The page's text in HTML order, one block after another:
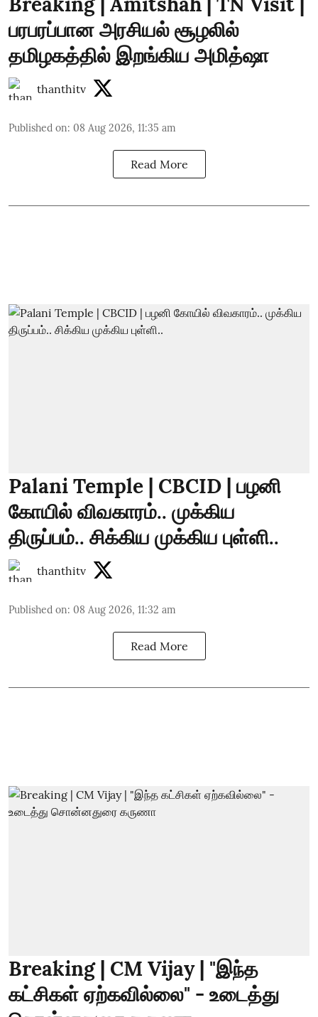
பரபரப்பான அரசியல் சூழலில்
தமிழகத்தில் இறங்கிய அமித்ஷா
thanthitv
Published on: 08 Aug 2026, 11:35 am
Read More
Palani Temple | CBCID | பழனி
கோயில் விவகாரம்.. முக்கிய
திருப்பம்.. சிக்கிய முக்கிய புள்ளி..
thanthitv
Published on: 08 Aug 2026, 11:32 am
Read More
Breaking | CM Vijay | "இந்த
கட்சிகள் ஏற்கவில்லை" - உடைத்து